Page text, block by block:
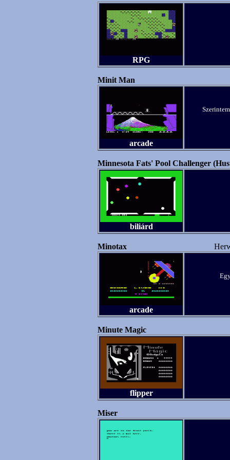
RPG
Minit Man
arcade
Minnesota Fats' Pool Challenger
biliárd
Minotax
arcade
Minute Magic
flipper
Miser